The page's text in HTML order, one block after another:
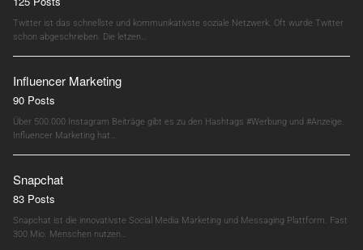
Twitter ist das schnellste und kommunikativste soziale Netzwerk. Oft wurde Twitter
schon abgeschrieben. Die letzen…
Influencer Marketing
90 Posts
Über 500.000 Instagram Beiträge gibt es zu den Hashtags #Werbung und #Anzeige.
Influencer Marketing hat…
Snapchat
83 Posts
Snapchat ist die innovativste Social Media Marketing und Messaging Plattform. Fast
300 Mio. Menschen nutzen…